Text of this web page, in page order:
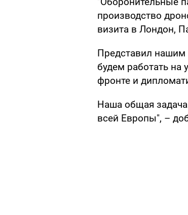
производство
визита в Лондон,
Представил нашим
будем работать на
фронте и
Наша общая
всей Европы", –